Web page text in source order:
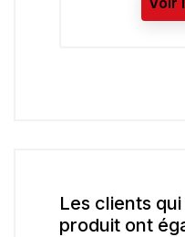
Les clients
produit ont